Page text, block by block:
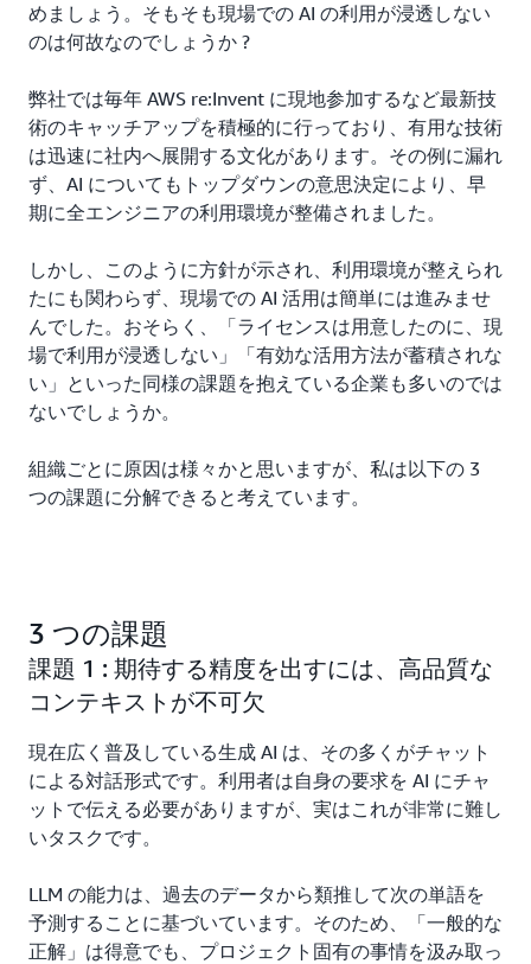
めましょう。そもそも現場での AI の利用が浸透しない
のは何故なのでしょうか ?
弊社では毎年 AWS re:Invent に現地参加するなど最新技
術のキャッチアップを積極的に行っており、有用な技術
は迅速に社内へ展開する文化があります。その例に漏れ
ず、AI についてもトップダウンの意思決定により、早
期に全エンジニアの利用環境が整備されました。
しかし、このように方針が示され、利用環境が整えられ
たにも関わらず、現場での AI 活用は簡単には進みませ
んでした。おそらく、「ライセンスは用意したのに、現
場で利用が浸透しない」「有効な活用方法が蓄積されな
い」といった同様の課題を抱えている企業も多いのでは
ないでしょうか。
組織ごとに原因は様々かと思いますが、私は以下の 3
つの課題に分解できると考えています。
3 つの課題
課題 1 : 期待する精度を出すには、高品質な
コンテキストが不可欠
現在広く普及している生成 AI は、その多くがチャット
による対話形式です。利用者は自身の要求を AI にチャ
ットで伝える必要がありますが、実はこれが非常に難し
いタスクです。
LLM の能力は、過去のデータから類推して次の単語を
予測することに基づいています。そのため、「一般的な
正解」は得意でも、プロジェクト固有の事情を汲み取っ